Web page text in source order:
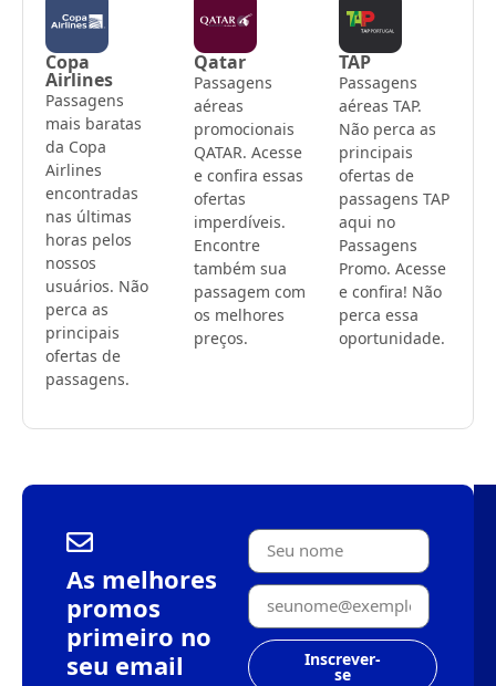
Copa
Airlines
Passagens
mais baratas
da Copa
Airlines
encontradas
nas últimas
horas pelos
nossos
usuários. Não
perca as
principais
ofertas de
passagens.
Qatar
Passagens
aéreas
promocionais
QATAR. Acesse
e confira essas
ofertas
imperdíveis.
Encontre
também sua
passagem com
os melhores
preços.
TAP
Passagens
aéreas TAP.
Não perca as
principais
ofertas de
passagens TAP
aqui no
Passagens
Promo. Acesse
e confira! Não
perca essa
oportunidade.
As melhores
promos
primeiro no
seu email
Inscrever-
se